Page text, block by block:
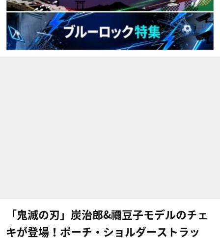
「鬼滅の刃」炭治郎&禰豆子モデルのチェ
キが登場！ポーチ・ショルダーストラッ